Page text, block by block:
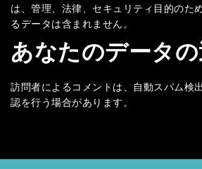
は、管理、法律、セキュリティ目的のた
るデータは含まれません。
あなたのデータ
訪問者によるコメントは、自動スパム検
認を行う場合があります。